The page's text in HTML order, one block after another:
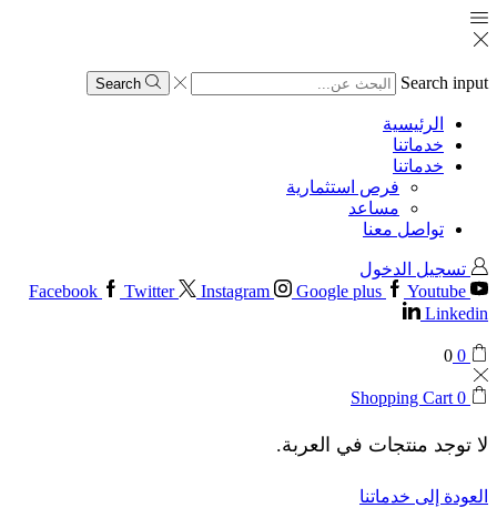
Search input
Search
الرئيسية
خدماتنا
خدماتنا
فرص استثمارية
مساعد
تواصل معنا
تسجيل الدخول
Facebook
Twitter Instagram Google plus
Youtube
Linkedin
0
0
0
Shopping Cart
لا توجد منتجات في العربة.
العودة إلى خدماتنا